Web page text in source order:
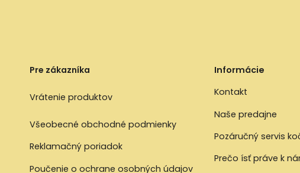
Pre zákazníka
Vrátenie produktov
Všeobecné obchodné podmienky
Reklamačný poriadok
Poučenie o ochrane osobných údajov
Informácie
Kontakt
Naše predajne
Pozáručný servis
Prečo ísť práve k